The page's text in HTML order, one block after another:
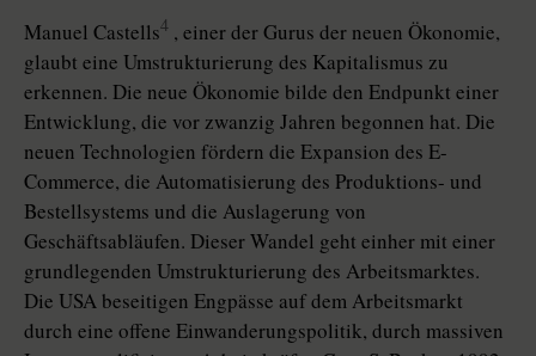
Manuel Castells4 , einer der Gurus der neuen Ökonomie,
glaubt eine Umstrukturierung des Kapitalismus zu
erkennen. Die neue Ökonomie bilde den Endpunkt einer
Entwicklung, die vor zwanzig Jahren begonnen hat. Die
neuen Technologien fördern die Expansion des E-
Commerce, die Automatisierung des Produktions- und
Bestellsystems und die Auslagerung von
Geschäftsabläufen. Dieser Wandel geht einher mit einer
grundlegenden Umstrukturierung des Arbeitsmarktes.
Die USA beseitigen Engpässe auf dem Arbeitsmarkt
durch eine offene Einwanderungspolitik, durch massiven